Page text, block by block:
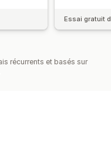
Essai gratuit
récurrents et basés sur